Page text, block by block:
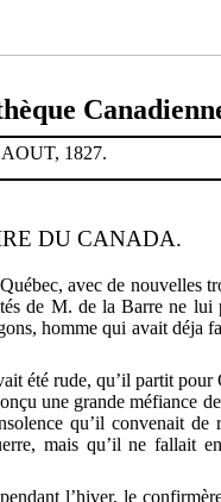
AOUT, 1827.
DU CANADA.
avec de
de M. de la Barre ne lui
homme qui avait déja
été rude, qu’il partit
une grande méfiance
qu’il convenait
mais qu’il ne fallait
l’hiver, le